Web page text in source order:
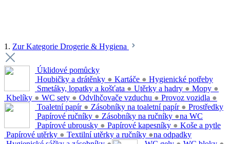
1. Zur Kategorie Drogerie & Hygiena
Úklidové pomůcky
Houbičky a drátěnky ● Kartáče ●
Smetáky, lopatky a košťata ● Utěrky a hadry ● Mopy ●
Kbelíky ● WC sety ● Odvlhčovače vzduchu ● Provoz vozidla ●
Hygienické potřeby
Toaletní papír ● Zásobníky na toaletní papír ●
Papírové ručníky ● Zásobníky na ručníky ●
Papírové ubrousky ● Papírové kapesníky ●
Papírové utěrky ● Textilní utěrky a ručníky ●
Prostředky
na WC
Koše a pytle
na odpadky